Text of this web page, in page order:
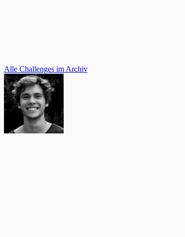
Alle Challenges im Archiv